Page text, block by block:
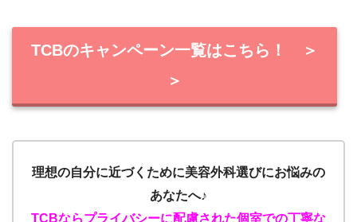
TCBのキャンペーン一覧はこちら！ ＞
＞
理想の自分に近づくために美容外科選びにお悩みの
あなたへ♪
TCBならプライバシーに配慮された個室での丁寧な